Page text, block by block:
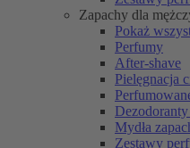
Zapachy dla
Pokaż
Perfumy
After-shave
Pielęgnacja
Mydła
Zestawy